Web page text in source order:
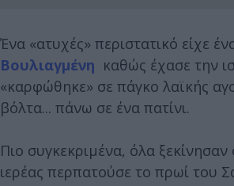
Ένα «ατυχές» περιστατικό είχε
Βουλιαγμένη καθώς έχασε την
«καρφώθηκε» σε πάγκο λαϊκής
βόλτα... πάνω σε ένα πατίνι.
Πιο συγκεκριμένα, όλα
ιερέας περπατούσε το πρωί του